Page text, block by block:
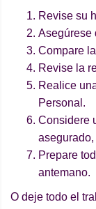
Revise su
Asegúrese
Compare
Revise la
Realice
Personal.
Considere
Prepare
antemano.
O deje todo el